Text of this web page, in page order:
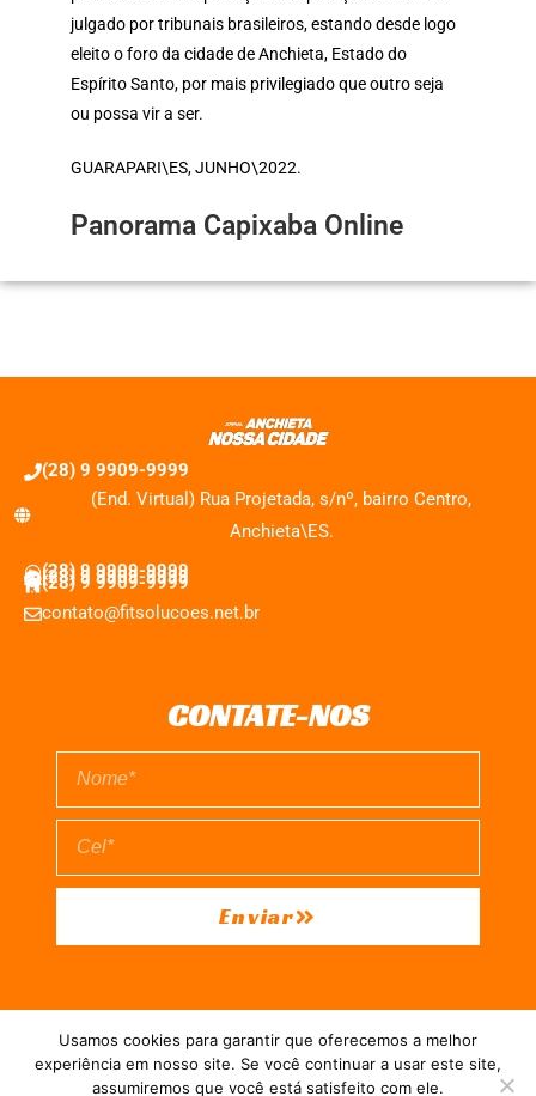
julgado por tribunais brasileiros, estando desde logo
eleito o foro da cidade de Anchieta, Estado do
Espírito Santo, por mais privilegiado que outro seja
ou possa vir a ser.
GUARAPARI\ES, JUNHO\2022.
Panorama Capixaba Online
(28) 9 9909-9999
(End. Virtual) Rua Projetada, s/nº, bairro Centro,
Anchieta\ES.
(28) 9 9909-9999
(28) 9 9909-9999
(28) 9 9909-9999
contato@fitsolucoes.net.br
CONTATE-NOS
Enviar
TERMO DE USO
Usamos cookies para garantir que oferecemos a melhor
experiência em nosso site. Se você continuar a usar este site,
assumiremos que você está satisfeito com ele.